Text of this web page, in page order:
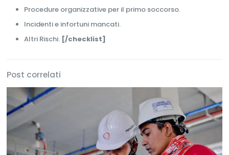
Procedure organizzative per il primo soccorso.
Incidenti e infortuni mancati.
Altri Rischi. [/checklist]
Post correlati